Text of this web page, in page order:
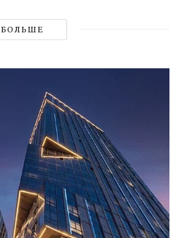
БОЛЬШЕ